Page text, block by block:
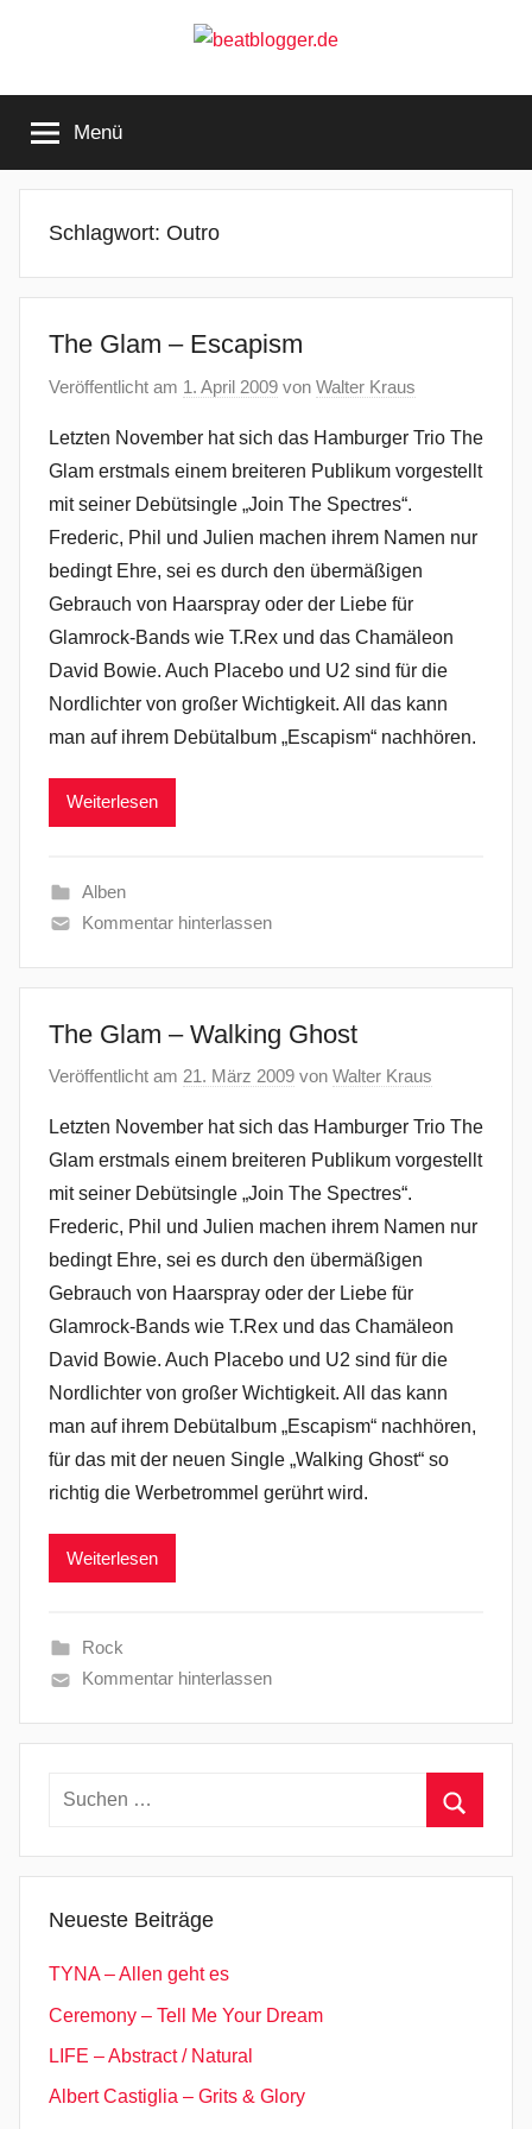
beatblogger.de
the
beat
goes
Menü
Schlagwort: Outro
The Glam – Escapism
Veröffentlicht am 1. April 2009 von Walter Kraus
Letzten November hat sich das Hamburger Trio The
Glam erstmals einem breiteren Publikum vorgestellt
mit seiner Debütsingle „Join The Spectres“.
Frederic, Phil und Julien machen ihrem Namen nur
bedingt Ehre, sei es durch den übermäßigen
Gebrauch von Haarspray oder der Liebe für
Glamrock-Bands wie T.Rex und das Chamäleon
David Bowie. Auch Placebo und U2 sind für die
Nordlichter von großer Wichtigkeit. All das kann
man auf ihrem Debütalbum „Escapism“ nachhören.
Weiterlesen
Alben
Kommentar hinterlassen
The Glam – Walking Ghost
Veröffentlicht am 21. März 2009 von Walter Kraus
Letzten November hat sich das Hamburger Trio The
Glam erstmals einem breiteren Publikum vorgestellt
mit seiner Debütsingle „Join The Spectres“.
Frederic, Phil und Julien machen ihrem Namen nur
bedingt Ehre, sei es durch den übermäßigen
Gebrauch von Haarspray oder der Liebe für
Glamrock-Bands wie T.Rex und das Chamäleon
David Bowie. Auch Placebo und U2 sind für die
Nordlichter von großer Wichtigkeit. All das kann
man auf ihrem Debütalbum „Escapism“ nachhören,
für das mit der neuen Single „Walking Ghost“ so
richtig die Werbetrommel gerührt wird.
Weiterlesen
Rock
Kommentar hinterlassen
Suchen
Neueste Beiträge
TYNA – Allen geht es
Ceremony – Tell Me Your Dream
LIFE – Abstract / Natural
Albert Castiglia – Grits & Glory